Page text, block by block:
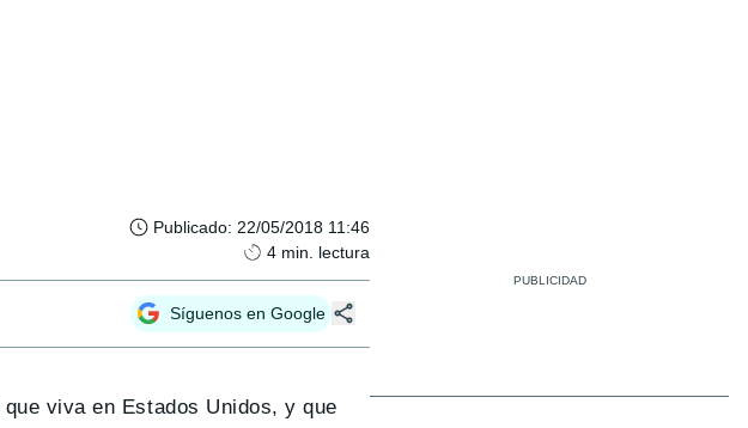
Publicado: 22/05/2018 11:46
4 min. lectura
Síguenos en Google
que viva en Estados Unidos, y que